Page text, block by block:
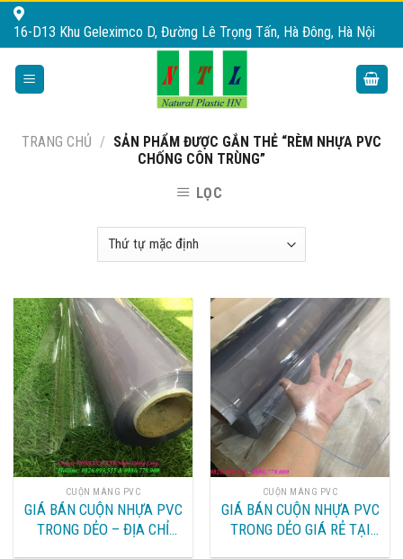
Skip
16-D13 Khu Geleximco D, Đường Lê Trọng Tấn, Hà Đông, Hà Nội
TRANG CHỦ / SẢN PHẨM ĐƯỢC GẮN THẺ “RÈM NHỰA PVC
CHỐNG CÔN TRÙNG”
LỌC
CUỘN MÀNG PVC
GIÁ BÁN CUỘN NHỰA PVC
TRONG DẺO – ĐỊA CHỈ
CUỘN MÀNG PVC
GIÁ BÁN CUỘN NHỰA PVC
TRONG DẺO GIÁ RẺ TẠI